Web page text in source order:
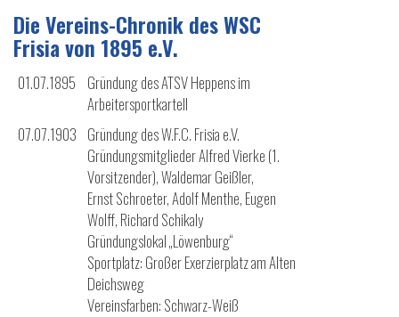
Die Vereins-Chronik des WSC
Frisia von 1895 e.V.
01.07.1895 Gründung des ATSV Heppens im
Arbeitersportkartell
07.07.1903 Gründung des W.F.C. Frisia e.V.
Gründungsmitglieder Alfred Vierke (1.
Vorsitzender), Waldemar Geißler,
Ernst Schroeter, Adolf Menthe, Eugen
Wolff, Richard Schikaly
Gründungslokal „Löwenburg“
Sportplatz: Großer Exerzierplatz am Alten
Deichsweg
Vereinsfarben: Schwarz-Weiß